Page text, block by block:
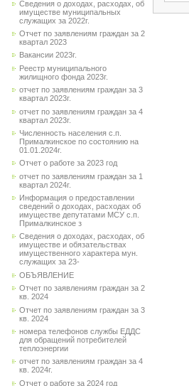
Сведения о доходах, расходах, об
имуществе муниципальных
служащих за 2022г.
Отчет по заявлениям граждан за 2
квартал 2023
Вакансии 2023г.
Реестр муниципального
жилищного фонда 2023г.
отчет по заявлениям граждан за 3
квартал 2023г.
отчет по заявлениям граждан за 4
квартал 2023г.
Численность населения с.п.
Прималкинское по состоянию на
01.01.2024г.
Отчет о работе за 2023 год
отчет по заявлениям граждан за 1
квартал 2024г.
Информация о предоставлении
сведений о доходах, расходах об
имуществе депутатами МСУ с.п.
Прималкинское з
Сведения о доходах, расходах, об
имуществе и обязательствах
имущественного характера мун.
служащих за 23-
ОБЪЯВЛЕНИЕ
Отчет по заявлениям граждан за 2
кв. 2024
Отчет по заявлениям граждан за 3
кв. 2024
номера телефонов службы ЕДДС
для обращений потребителей
теплоэнергии
отчет по заявлениям граждан за 4
кв. 2024г.
Отчет о работе за 2024 год